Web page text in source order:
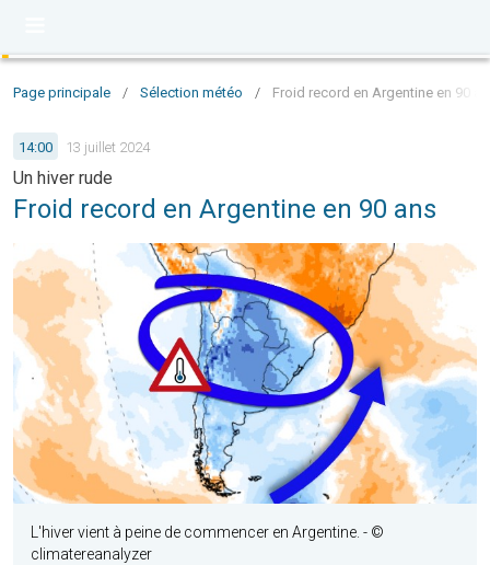
Page principale / Sélection météo / Froid record en Argentine en 90
14:00 13 juillet 2024
Un hiver rude
Froid record en Argentine en 90 ans
L'hiver vient à peine de commencer en Argentine. - ©
climatereanalyzer